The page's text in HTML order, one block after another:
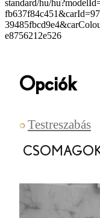
standard/hu/
e8756212e526
Opciók
Testreszabás